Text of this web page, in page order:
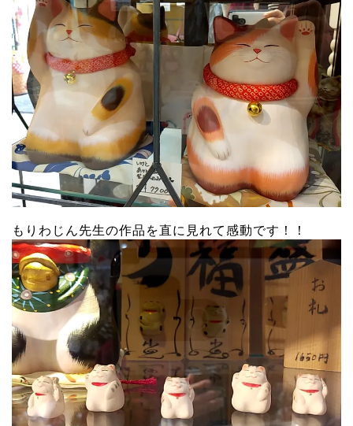
もりわじん先生の作品を直に見れて感動です！！